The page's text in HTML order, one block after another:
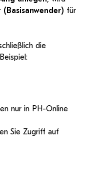
für
die
nur in PH-Online
Sie Zugriff auf
Hilfe
über den oben